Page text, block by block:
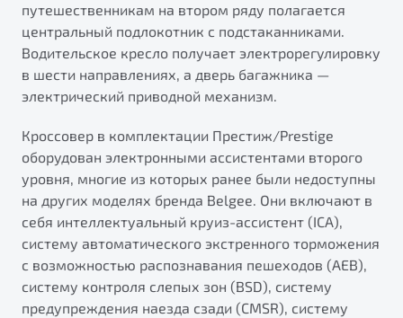
путешественникам на втором ряду полагается
центральный подлокотник с подстаканниками.
Водительское кресло получает электрорегулировку
в шести направлениях, а дверь багажника —
электрический приводной механизм.
Кроссовер в комплектации Престиж/Prestige
оборудован электронными ассистентами второго
уровня, многие из которых ранее были недоступны
на других моделях бренда Belgee. Они включают в
себя интеллектуальный круиз-ассистент (ICA),
систему автоматического экстренного торможения
с возможностью распознавания пешеходов (AEB),
систему контроля слепых зон (BSD), систему
предупреждения наезда сзади (CMSR), систему